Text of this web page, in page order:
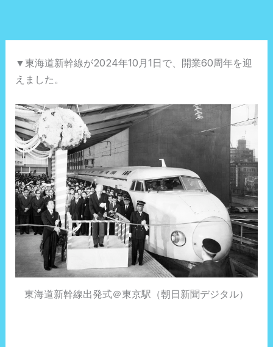
を
▼東海道新幹線が2024年10月1日で、開業60周年を迎
えました。
東海道新幹線出発式＠東京駅（朝日新聞デジタル）